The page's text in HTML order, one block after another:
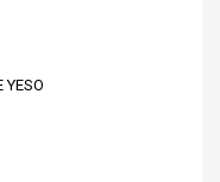
YESO